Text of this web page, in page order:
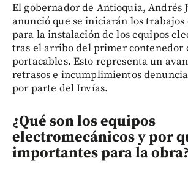
El gobernador de Antioquia, Andrés
anunció que se iniciarán los
para la instalación de los equipos
tras el arribo del primer contenedor
portacables. Esto representa un
retrasos e incumplimientos
por parte del Invías.
¿Qué son los equipos
electromecánicos y por
importantes para la